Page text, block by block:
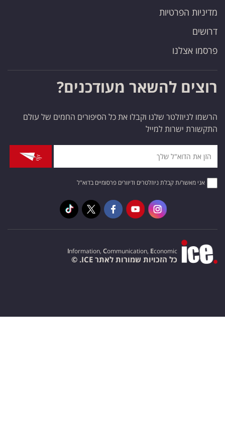
מדיניות הפרטיות
דרושים
פרסמו אצלנו
רוצים להשאר מעודכנים?
הרשמו לניוזלטר שלנו וקבלו את כל הסיפורים החמים של עולם
התקשורת ישרות למייל
אני מאשר/ת קבלת ניוזלטרים ודיוורים פרסומיים בדוא"ל
Information, Communication, Economic
כל הזכויות שמורות לאתר ICE. ©